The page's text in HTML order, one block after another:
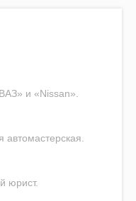
и «Nissan».
автомастерская.
юрист.